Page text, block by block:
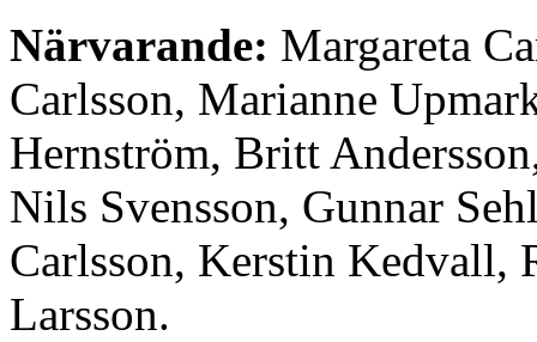
Närvarande: Margareta
Carlsson, Marianne
Hernström, Britt
Nils Svensson, Gunnar
Carlsson, Kerstin Kedvall,
Larsson.